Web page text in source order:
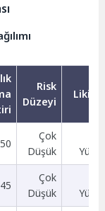
Risk
Düzeyi
Çok
Düşük
Çok
Düşük